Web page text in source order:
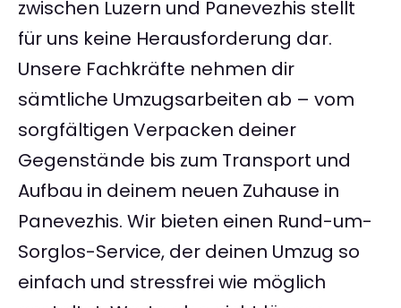
zwischen Luzern und Panevezhis stellt
für uns keine Herausforderung dar.
Unsere Fachkräfte nehmen dir
sämtliche Umzugsarbeiten ab – vom
sorgfältigen Verpacken deiner
Gegenstände bis zum Transport und
Aufbau in deinem neuen Zuhause in
Panevezhis. Wir bieten einen Rund-um-
Sorglos-Service, der deinen Umzug so
einfach und stressfrei wie möglich